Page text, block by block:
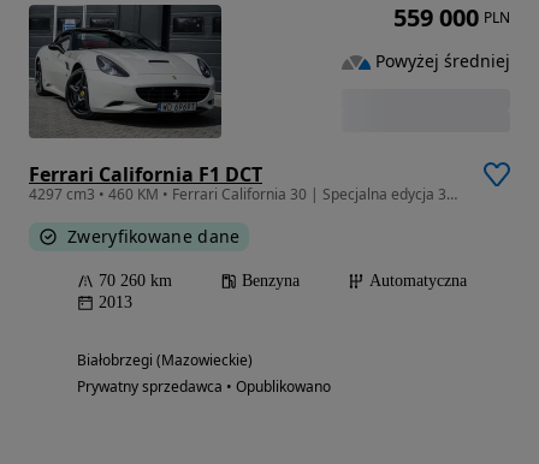
Ferrari California F1 DCT
4297 cm3 • 460 KM • Ferrari California 30 | Specjalna edycja 30 | Japonia | Bezwypadkowy
Zweryfikowane dane
70 260 km Benzyna
Automatyczna
2013
Białobrzegi (Mazowieckie)
Prywatny sprzedawca • Opublikowano
559 000 PLN
Powyżej średniej